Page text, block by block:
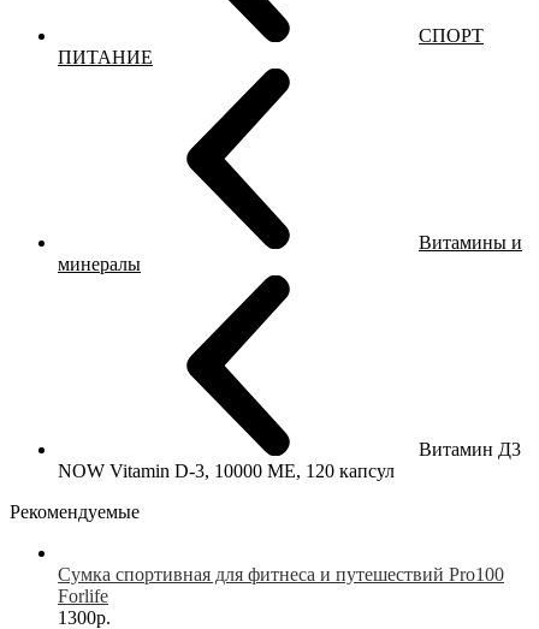
СПОРТ
ПИТАНИЕ
Витамины и
минералы
Витамин Д3
NOW Vitamin D-3, 10000 МЕ, 120 капсул
Рекомендуемые
Сумка спортивная для фитнеса и путешествий Pro100
Forlife
1300р.